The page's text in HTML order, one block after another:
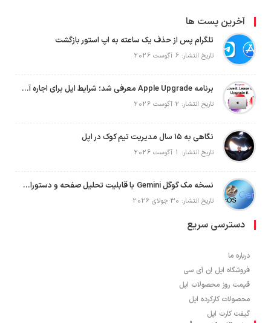
آخرین پست ها
تلگرام پس از حذف یک ساعته به اپ استور بازگشت
تاریخ انتشار: 6 آگوست 2026
برنامه Apple Upgrade معرفی شد؛ شرایط اپل برای اجاره آیفون، آیپد، مک و اپل واچ
تاریخ انتشار: 2 آگوست 2026
نگاهی به ۱۵ سال مدیریت تیم کوک در اپل
تاریخ انتشار: 1 آگوست 2026
نسخه مک گوگل Gemini با قابلیت تحلیل صفحه و دستورات صوتی در به‌روزرسانی جدید
تاریخ انتشار: 30 جولای 2026
دسترسی سریع
درباره ما
فروشگاه اپل اِن آی سی
قیمت روز محصولات اپل
محصولات کارکرده اپل
گیفت کارت اپل